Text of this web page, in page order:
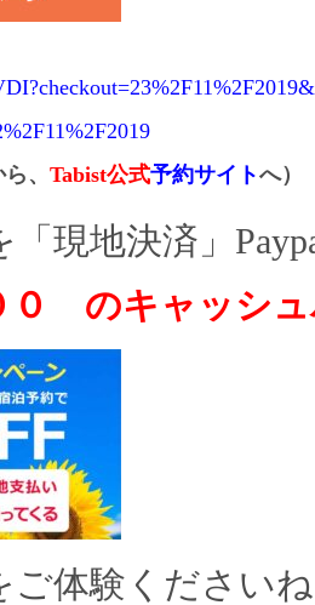
、 Tabist公式予約サイトへ）
現地決済」
のキャッシュ
体験くださいね